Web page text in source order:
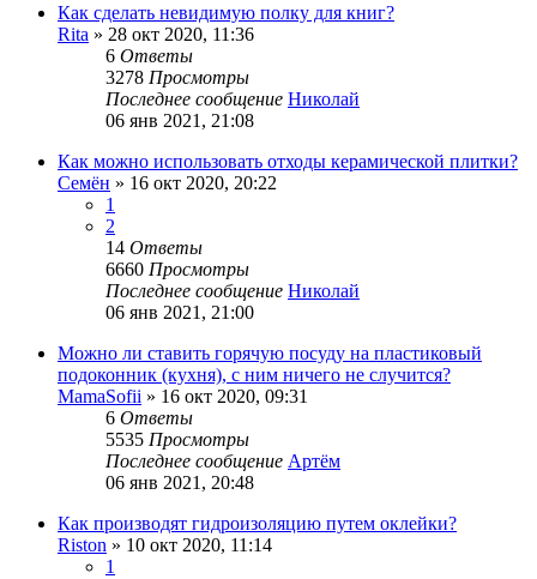
Как сделать невидимую полку для книг?
Rita » 28 окт 2020, 11:36
6 Ответы
3278 Просмотры
Последнее сообщение Николай
06 янв 2021, 21:08
Как можно использовать отходы керамической плитки?
Семён » 16 окт 2020, 20:22
1
2
14 Ответы
6660 Просмотры
Последнее сообщение Николай
06 янв 2021, 21:00
Можно ли ставить горячую посуду на пластиковый
подоконник (кухня), с ним ничего не случится?
MamaSofii » 16 окт 2020, 09:31
6 Ответы
5535 Просмотры
Последнее сообщение Артём
06 янв 2021, 20:48
Как производят гидроизоляцию путем оклейки?
Riston » 10 окт 2020, 11:14
1